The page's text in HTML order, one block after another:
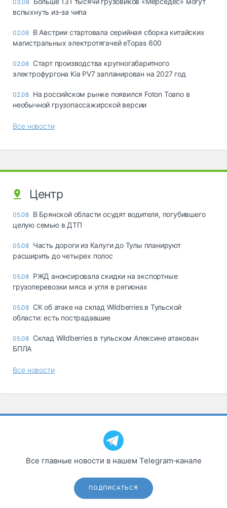
03.08
вспыхнуть из-за чипа
02.08 В Австрии стартовала серийная сборка китайских
магистральных электротягачей eTopas 600
02.08 Старт производства крупногабаритного
электрофургона Kia PV7 запланирован на 2027 год
02.08 На российском рынке появился Foton Toano в
необычной грузопассажирской версии
Все новости
Центр
05.08 В Брянской области осудят водителя, погубившего
целую семью в ДТП
05.08 Часть дороги из Калуги до Тулы планируют
расширить до четырех полос
05.08 РЖД анонсировала скидки на экспортные
грузоперевозки мяса и угля в регионах
05.08 СК об атаке на склад Wildberries в Тульской
области: есть пострадавшие
05.08 Склад Wildberries в тульском Алексине атакован
БПЛА
Все новости
Все главные новости в нашем Telegram‑канале
ПОДПИСАТЬСЯ